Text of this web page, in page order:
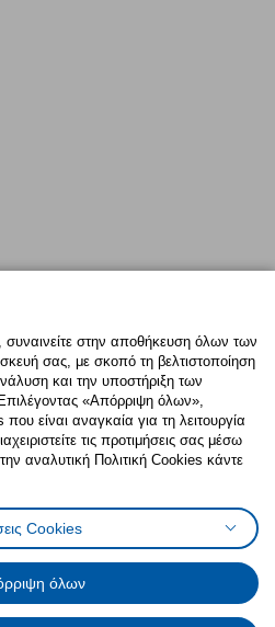
PinterestTwitter
ψηφιακής προσβασιμότητας
cookiesΌροι Χρήσης
Προσωπικών Δεδομένων
Δεδομένων για ΙΚΕΑ.gr
Δεοντολογίας
στην αποθήκευση όλων των
σας, με σκοπό τη βελτιστοποίηση
και την υποστήριξη των
«Απόρριψη όλων»,
είναι αναγκαία για τη λειτουργία
τις προτιμήσεις σας μέσω
αναλυτική Πολιτική Cookies κάντε
Cookies
όλων